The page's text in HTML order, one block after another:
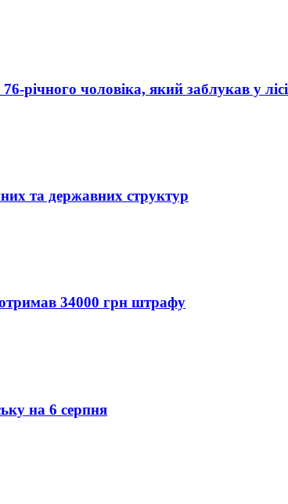
річного чоловіка, який заблукав у лісі
та державних структур
отримав 34000 грн штрафу
на 6 серпня